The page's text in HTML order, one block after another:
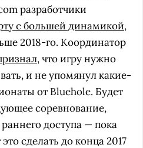
разработчики
с большей динамикой,
2018-го. Координатор
, что игру нужно
и не упомянул какие-
от Bluehole. Будет
соревнование,
доступа — пока
сделать до конца 2017